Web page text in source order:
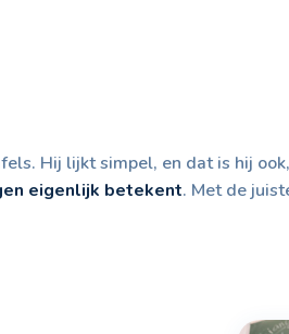
Hij lijkt simpel, en dat is hij
eigenlijk betekent. Met de